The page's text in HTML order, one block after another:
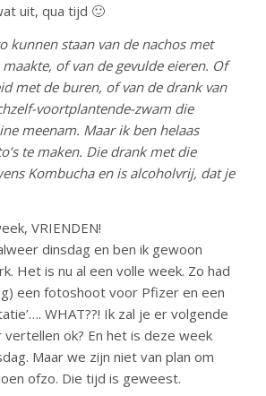
uit, qua tijd 🙂
kunnen staan van de nachos met
of van de gevulde eieren. Of
met de buren, of van de drank van
voortplantende-zwam die
meenam. Maar ik ben helaas
te maken. Die drank met die
Kombucha en is alcoholvrij, dat je
VRIENDEN!
dinsdag en ben ik gewoon
Het is nu al een volle week. Zo had
een fotoshoot voor Pfizer en een
WHAT??! Ik zal je er volgende
vertellen ok? En het is deze week
Maar we zijn niet van plan om
ofzo. Die tijd is geweest.